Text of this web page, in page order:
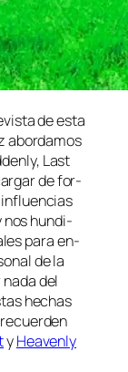
de es­ta
abor­da­mos
Last
de for­
in­fluen­cias
nos hun­di­
pa­ra en­
de la
del
he­chas
yHeavenly